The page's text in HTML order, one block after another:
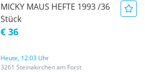
MICKY MAUS HEFTE 1993 /36
Stück
€ 36
Heute, 12:03 Uhr
3261 Steinakirchen am Forst